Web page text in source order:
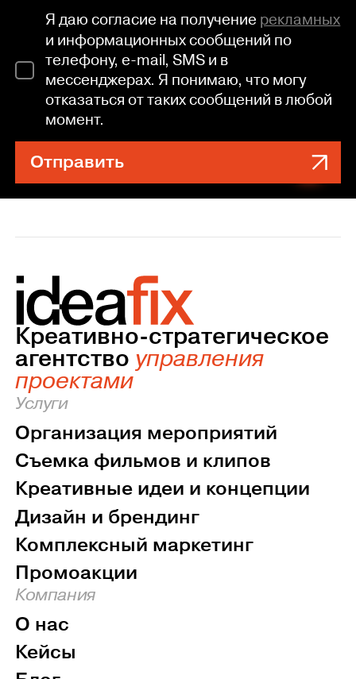
Я даю согласие на получение рекламных
и информационных сообщений по
телефону, e-mail, SMS и в
мессенджерах. Я понимаю, что могу
отказаться от таких сообщений в любой
момент.
Отправить
Креативно-стратегическое
агентство управления
проектами
Услуги
Организация мероприятий
Съемка фильмов и клипов
Креативные идеи и концепции
Дизайн и брендинг
Комплексный маркетинг
Промоакции
Компания
О нас
Кейсы